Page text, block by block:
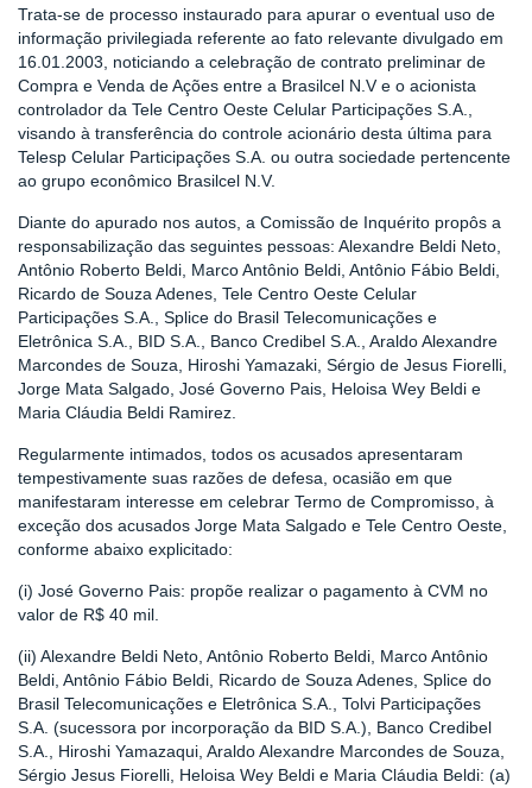
Trata-se de processo instaurado para apurar o eventual uso de
informação privilegiada referente ao fato relevante divulgado em
16.01.2003, noticiando a celebração de contrato preliminar de
Compra e Venda de Ações entre a Brasilcel N.V e o acionista
controlador da Tele Centro Oeste Celular Participações S.A.,
visando à transferência do controle acionário desta última para
Telesp Celular Participações S.A. ou outra sociedade pertencente
ao grupo econômico Brasilcel N.V.
Diante do apurado nos autos, a Comissão de Inquérito propôs a
responsabilização das seguintes pessoas: Alexandre Beldi Neto,
Antônio Roberto Beldi, Marco Antônio Beldi, Antônio Fábio Beldi,
Ricardo de Souza Adenes, Tele Centro Oeste Celular
Participações S.A., Splice do Brasil Telecomunicações e
Eletrônica S.A., BID S.A., Banco Credibel S.A., Araldo Alexandre
Marcondes de Souza, Hiroshi Yamazaki, Sérgio de Jesus Fiorelli,
Jorge Mata Salgado, José Governo Pais, Heloisa Wey Beldi e
Maria Cláudia Beldi Ramirez.
Regularmente intimados, todos os acusados apresentaram
tempestivamente suas razões de defesa, ocasião em que
manifestaram interesse em celebrar Termo de Compromisso, à
exceção dos acusados Jorge Mata Salgado e Tele Centro Oeste,
conforme abaixo explicitado:
(i) José Governo Pais: propõe realizar o pagamento à CVM no
valor de R$ 40 mil.
(ii) Alexandre Beldi Neto, Antônio Roberto Beldi, Marco Antônio
Beldi, Antônio Fábio Beldi, Ricardo de Souza Adenes, Splice do
Brasil Telecomunicações e Eletrônica S.A., Tolvi Participações
S.A. (sucessora por incorporação da BID S.A.), Banco Credibel
S.A., Hiroshi Yamazaqui, Araldo Alexandre Marcondes de Souza,
Sérgio Jesus Fiorelli, Heloisa Wey Beldi e Maria Cláudia Beldi: (a)